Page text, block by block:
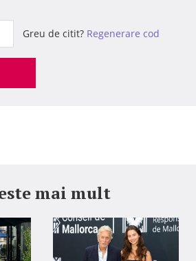
Greu de citit? Regenerare cod
mai mult